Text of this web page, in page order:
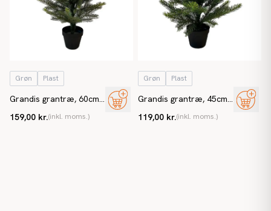
Grøn Plast
Grandis grantræ, 60cm
EN71 kunstigt juletræ
159,00 kr.(inkl. moms.)
Grøn Plast
Grandis grantræ, 45cm
EN71 kunstigt juletræ
119,00 kr.(inkl. moms.)